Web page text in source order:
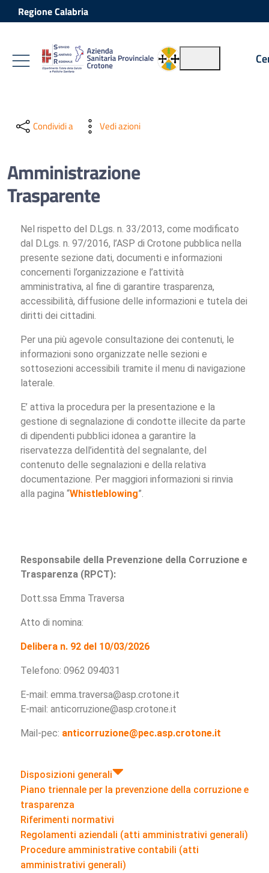
Vai ai contenuti
Vai al footer
Regione Calabria
Condividi a Vedi azioni
Amministrazione
Trasparente
Nel rispetto del D.Lgs. n. 33/2013, come modificato
dal D.Lgs. n. 97/2016, l’ASP di Crotone pubblica nella
presente sezione dati, documenti e informazioni
concernenti l’organizzazione e l’attività
amministrativa, al fine di garantire trasparenza,
accessibilità, diffusione delle informazioni e tutela dei
diritti dei cittadini.
Per una più agevole consultazione dei contenuti, le
informazioni sono organizzate nelle sezioni e
sottosezioni accessibili tramite il menu di navigazione
laterale.
E’ attiva la procedura per la presentazione e la
gestione di segnalazione di condotte illecite da parte
di dipendenti pubblici idonea a garantire la
riservatezza dell’identità del segnalante, del
contenuto delle segnalazioni e della relativa
documentazione. Per maggiori informazioni si rinvia
alla pagina “Whistleblowing”.
Responsabile della Prevenzione della Corruzione e
Trasparenza (RPCT):
Dott.ssa Emma Traversa
Atto di nomina:
Delibera n. 92 del 10/03/2026
Telefono: 0962 094031
E-mail: emma.traversa@asp.crotone.it
E-mail: anticorruzione@asp.crotone.it
Mail-pec: anticorruzione@pec.asp.crotone.it
Disposizioni generali
Piano triennale per la prevenzione della corruzione e
trasparenza
Riferimenti normativi
Regolamenti aziendali (atti amministrativi generali)
Procedure amministrative contabili (atti
amministrativi generali)